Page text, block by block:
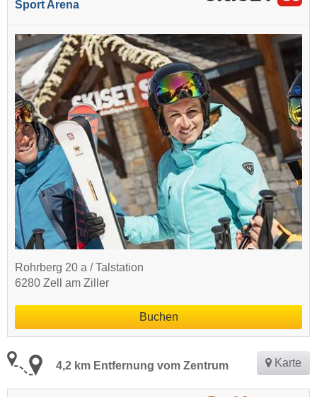
Sport Arena
Rohrberg 20 a / Talstation
6280 Zell am Ziller
Buchen
4,2 km Entfernung vom Zentrum Karte